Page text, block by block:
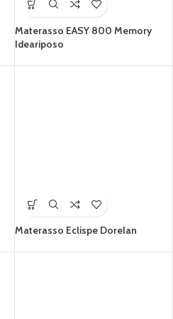
Materasso EASY 800 Memory
Ideariposo
Materasso Eclispe Dorelan